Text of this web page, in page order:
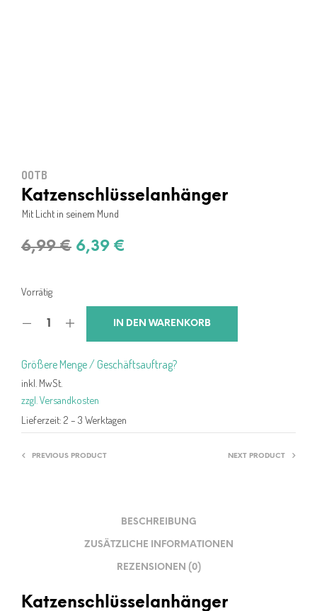
OOTB
Katzenschlüsselanhänger
Mit Licht in seinem Mund
6,99€ Ursprünglicher
6,99 €
6,39 €
6,39 €.
Vorrätig
IN DEN WARENKORB
Größere Menge / Geschäftsauftrag?
inkl. MwSt.
zzgl. Versandkosten
Lieferzeit: 2 – 3 Werktagen
PREVIOUS PRODUCT NEXT PRODUCT
BESCHREIBUNG
ZUSÄTZLICHE INFORMATIONEN
REZENSIONEN (0)
Katzenschlüsselanhänger